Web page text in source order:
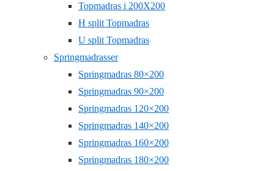
Topmadras i 200X200
H split Topmadras
U split Topmadras
Springmadrasser
Springmadras 80×200
Springmadras 90×200
Springmadras 120×200
Springmadras 140×200
Springmadras 160×200
Springmadras 180×200